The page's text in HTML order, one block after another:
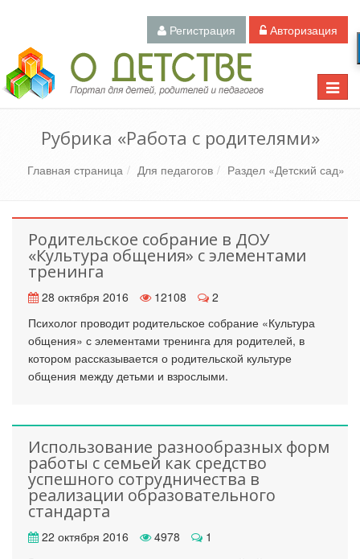
Регистрация Авторизация
Toggle
Педагогический портал «О детстве»
Рубрика «Работа с родителями»
Главная страница Для педагогов Раздел «Детский сад»
Родительское собрание в ДОУ
«Культура общения» с элементами
тренинга
28 октября 2016 12108
2
Психолог проводит родительское собрание «Культура
общения» с элементами тренинга для родителей, в
котором рассказывается о родительской культуре
общения между детьми и взрослыми.
Использование разнообразных форм
работы с семьей как средство
успешного сотрудничества в
реализации образовательного
стандарта
22 октября 2016 4978
1